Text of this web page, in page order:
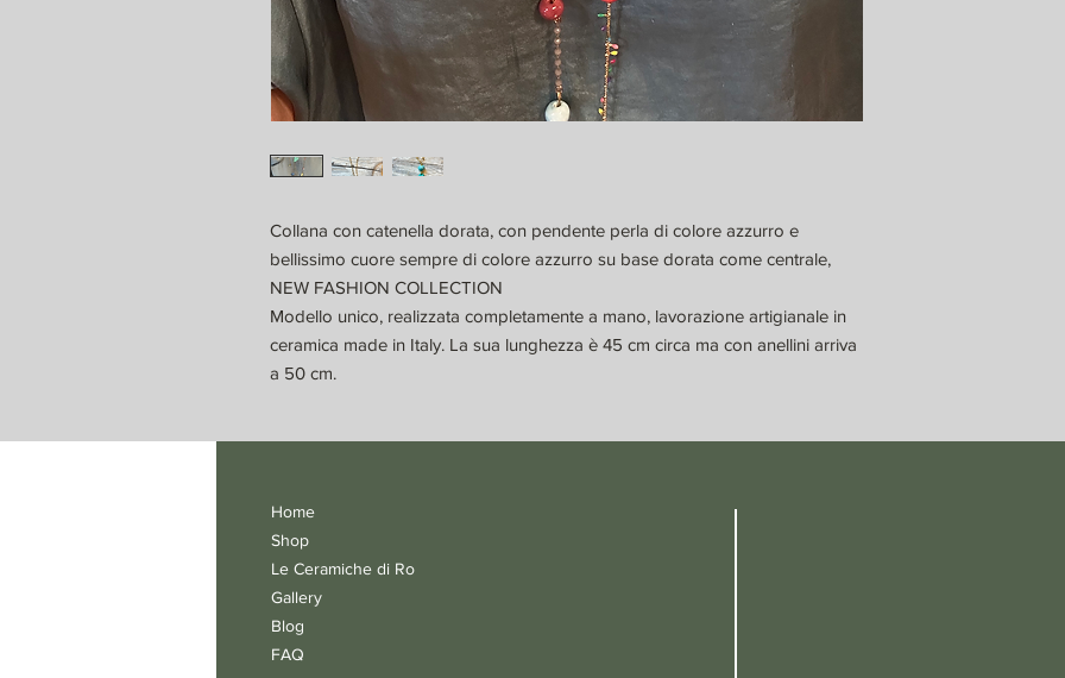
Collana con catenella dorata, con pendente perla di colore azzurro e
bellissimo cuore sempre di colore azzurro su base dorata come centrale,
NEW FASHION COLLECTION
Modello unico, realizzata completamente a mano, lavorazione artigianale in
ceramica made in Italy. La sua lunghezza è 45 cm circa ma con anellini arriva
a 50 cm.
Home
Shop
Le Ceramiche di Ro
Gallery
Blog
FAQ